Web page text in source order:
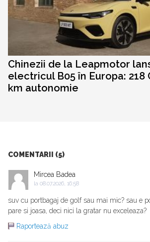
Chinezii de la Leapmotor
electricul B05 în Europa: 218
km autonomie
COMENTARII (5)
Mircea Badea
la 08.07.2026, 16:58
suv cu portbagaj de golf sau mai mic? sau e
pare si joasa, deci nici la gratar nu exceleaza?
Raportează abuz